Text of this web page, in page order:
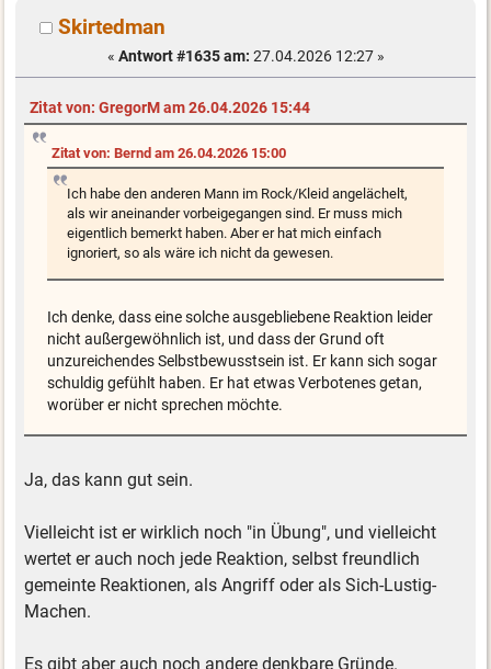
Skirtedman
« Antwort #1635 am: 27.04.2026 12:27 »
Zitat von: GregorM am 26.04.2026 15:44
Zitat von: Bernd am 26.04.2026 15:00
Ich habe den anderen Mann im Rock/Kleid angelächelt,
als wir aneinander vorbeigegangen sind. Er muss mich
eigentlich bemerkt haben. Aber er hat mich einfach
ignoriert, so als wäre ich nicht da gewesen.
Ich denke, dass eine solche ausgebliebene Reaktion leider
nicht außergewöhnlich ist, und dass der Grund oft
unzureichendes Selbstbewusstsein ist. Er kann sich sogar
schuldig gefühlt haben. Er hat etwas Verbotenes getan,
worüber er nicht sprechen möchte.
Ja, das kann gut sein.
Vielleicht ist er wirklich noch "in Übung", und vielleicht
wertet er auch noch jede Reaktion, selbst freundlich
gemeinte Reaktionen, als Angriff oder als Sich-Lustig-
Machen.
Es gibt aber auch noch andere denkbare Gründe.